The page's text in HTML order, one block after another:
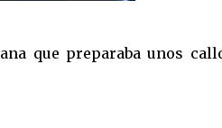
que preparaba unos